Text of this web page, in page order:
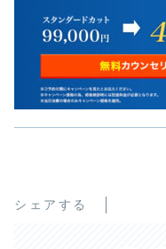
シェアする